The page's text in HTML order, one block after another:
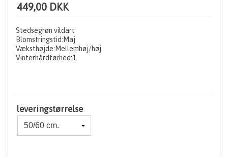
449,00 DKK
Stedsegrøn vildart
Blomstringstid:Maj
Væksthøjde:Mellemhøj/høj
Vinterhårdførhed:1
leveringstørrelse